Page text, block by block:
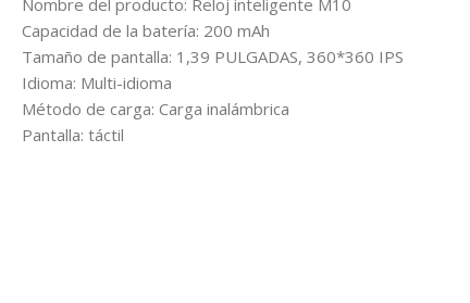
Nombre del producto: Reloj inteligente M10
Capacidad de la batería: 200 mAh
Tamaño de pantalla: 1,39 PULGADAS, 360*360 IPS
Idioma: Multi-idioma
Método de carga: Carga inalámbrica
Pantalla: táctil